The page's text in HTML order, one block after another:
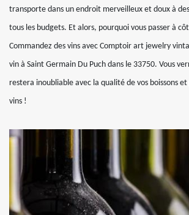
transporte dans un endroit merveilleux et doux à
tous les budgets. Et alors, pourquoi vous passer à
Commandez des vins avec Comptoir art jewelry
vin à Saint Germain Du Puch dans le 33750. Vous
restera inoubliable avec la qualité de vos boissons
vins !